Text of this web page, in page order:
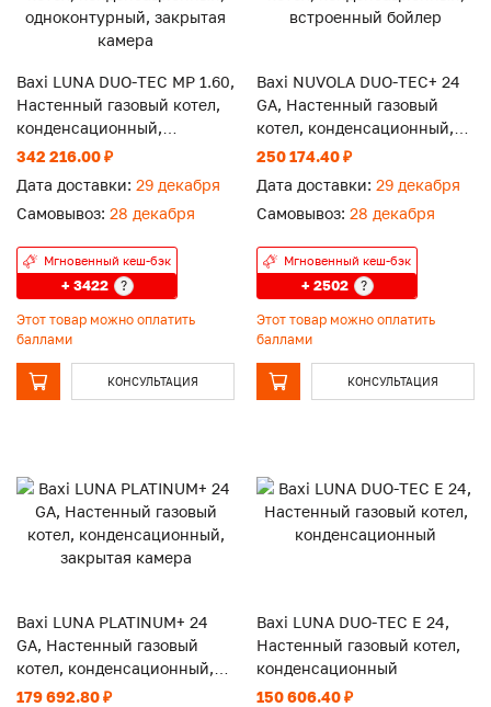
Baxi LUNA DUO-TEC MP 1.60,
Настенный газовый котел,
конденсационный,
одноконтурный, закрытая
342 216.00 ₽
Дата доставки: 29 декабря
Самовывоз: 28 декабря
Мгновенный кеш-бэк
+ 3422 ?
Этот товар можно оплатить
баллами
КОНСУЛЬТАЦИЯ
Baxi NUVOLA DUO-TEC+ 24
GA, Настенный газовый
котел, конденсационный,
встроенный бойлер
250 174.40 ₽
Дата доставки: 29 декабря
Самовывоз: 28 декабря
Мгновенный кеш-бэк
+ 2502 ?
Этот товар можно оплатить
баллами
КОНСУЛЬТАЦИЯ
Baxi LUNA PLATINUM+ 24
GA, Настенный газовый
котел, конденсационный,
закрытая камера
179 692.80 ₽
Baxi LUNA DUO-TEC E 24,
Настенный газовый котел,
конденсационный
150 606.40 ₽